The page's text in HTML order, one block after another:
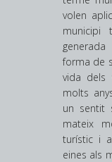
volen
municipi
forma de
vida dels
molts
un sentit
mateix
turístic i
eines als